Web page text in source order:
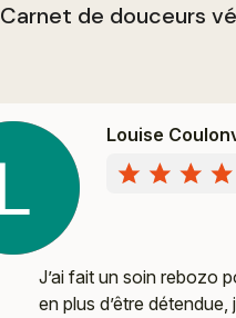
Carnet de douceurs
Louise
J’ai fait un soin rebozo
en plus d’être détendue,